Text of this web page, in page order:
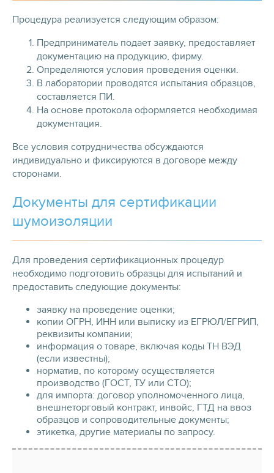
Процедура реализуется следующим образом:
Предприниматель подает заявку, предоставляет
документацию на продукцию, фирму.
Определяются условия проведения оценки.
В лаборатории проводятся испытания образцов,
составляется ПИ.
На основе протокола оформляется необходимая
документация.
Все условия сотрудничества обсуждаются
индивидуально и фиксируются в договоре между
сторонами.
Документы для сертификации
шумоизоляции
Для проведения сертификационных процедур
необходимо подготовить образцы для испытаний и
предоставить следующие документы:
заявку на проведение оценки;
копии ОГРН, ИНН или выписку из ЕГРЮЛ/ЕГРИП,
реквизиты компании;
информация о товаре, включая коды ТН ВЭД
(если известны);
норматив, по которому осуществляется
производство (ГОСТ, ТУ или СТО);
для импорта: договор уполномоченного лица,
внешнеторговый контракт, инвойс, ГТД на ввоз
образцов и сопроводительные документы;
этикетка, другие материалы по запросу.